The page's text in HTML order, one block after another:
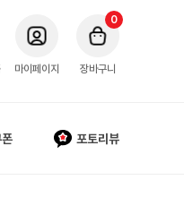
마이페이지 장바구니
0
포토리뷰